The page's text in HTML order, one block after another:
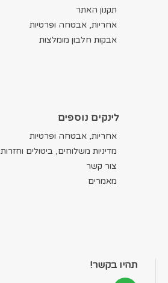
תקנון האתר
אחריות, אבטחה ופרטיות
אבקות חלבון מומלצות
לינקים נוספים
אחריות, אבטחה ופרטיות
מדיניות משלוחים, ביטולים וחזרות
צור קשר
מאמרים
תהיו בקשר!